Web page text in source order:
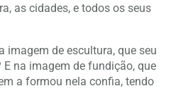
as cidades, e todos os seus
imagem de escultura, que seu
na imagem de fundição, que
a formou nela confia, tendo